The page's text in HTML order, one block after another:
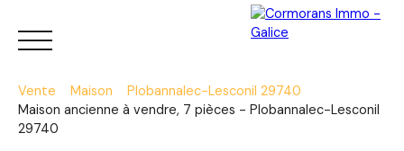
Vente Maison
Plobannalec-Lesconil 29740
Maison ancienne à vendre, 7 pièces - Plobannalec-Lesconil
29740